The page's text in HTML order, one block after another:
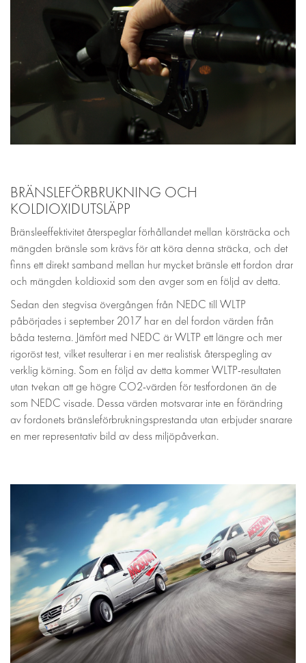
BRÄNSLEFÖRBRUKNING OCH
KOLDIOXIDUTSLÄPP
Bränsleeffektivitet återspeglar förhållandet mellan körsträcka och
mängden bränsle som krävs för att köra denna sträcka, och det
finns ett direkt samband mellan hur mycket bränsle ett fordon drar
och mängden koldioxid som den avger som en följd av detta.
Sedan den stegvisa övergången från NEDC till WLTP
påbörjades i september 2017 har en del fordon värden från
båda testerna. Jämfört med NEDC är WLTP ett längre och mer
rigoröst test, vilket resulterar i en mer realistisk återspegling av
verklig körning. Som en följd av detta kommer WLTP-resultaten
utan tvekan att ge högre CO2-värden för testfordonen än de
som NEDC visade. Dessa värden motsvarar inte en förändring
av fordonets bränsleförbrukningsprestanda utan erbjuder snarare
en mer representativ bild av dess miljöpåverkan.